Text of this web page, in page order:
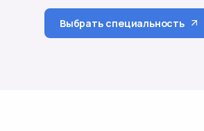
Выбрать специальность